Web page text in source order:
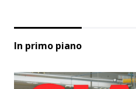
In primo piano